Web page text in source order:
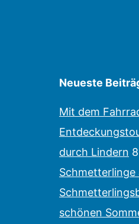
Neueste
Mit dem
durch Lindern
Schmetterlinge
schönen